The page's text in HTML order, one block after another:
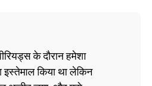
के दौरान हमेशा
किया था लेकिन